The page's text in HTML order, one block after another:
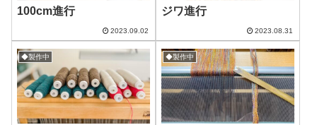
100cm進行
2023.09.02
ジワ進行
2023.08.31
◆製作中 ◆製作中